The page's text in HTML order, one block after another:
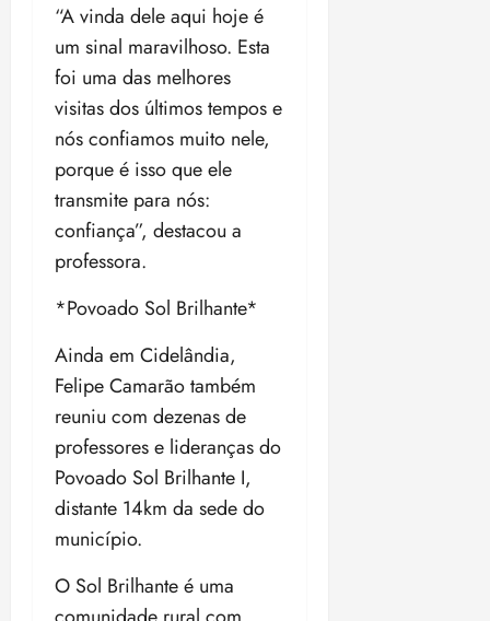
“A vinda dele aqui hoje é
um sinal maravilhoso. Esta
foi uma das melhores
visitas dos últimos tempos e
nós confiamos muito nele,
porque é isso que ele
transmite para nós:
confiança”, destacou a
professora.
*Povoado Sol Brilhante*
Ainda em Cidelândia,
Felipe Camarão também
reuniu com dezenas de
professores e lideranças do
Povoado Sol Brilhante I,
distante 14km da sede do
município.
O Sol Brilhante é uma